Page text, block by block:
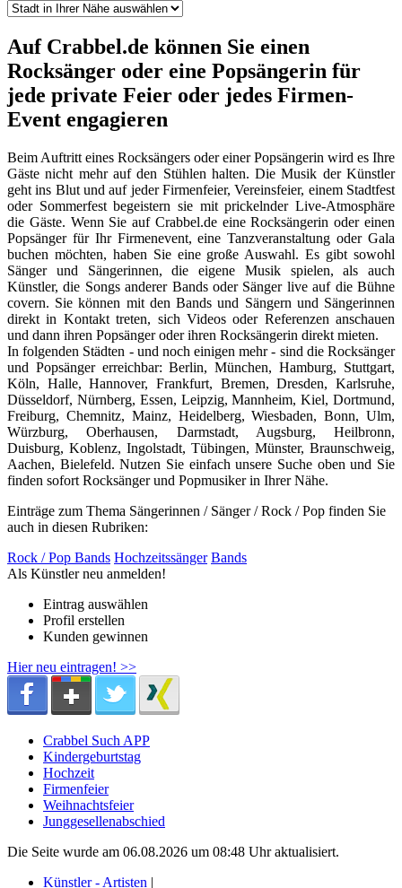
Auf Crabbel.de können Sie einen
Rocksänger oder eine Popsängerin für
jede private Feier oder jedes Firmen-
Event engagieren
Beim Auftritt eines Rocksängers oder einer Popsängerin wird es Ihre
Gäste nicht mehr auf den Stühlen halten. Die Musik der Künstler
geht ins Blut und auf jeder Firmenfeier, Vereinsfeier, einem Stadtfest
oder Sommerfest begeistern sie mit prickelnder Live-Atmosphäre
die Gäste. Wenn Sie auf Crabbel.de eine Rocksängerin oder einen
Popsänger für Ihr Firmenevent, eine Tanzveranstaltung oder Gala
buchen möchten, haben Sie eine große Auswahl. Es gibt sowohl
Sänger und Sängerinnen, die eigene Musik spielen, als auch
Künstler, die Songs anderer Bands oder Sänger live auf die Bühne
covern. Sie können mit den Bands und Sängern und Sängerinnen
direkt in Kontakt treten, sich Videos oder Referenzen anschauen
und dann ihren Popsänger oder ihren Rocksängerin direkt mieten.
In folgenden Städten - und noch einigen mehr - sind die Rocksänger
und Popsänger erreichbar: Berlin, München, Hamburg, Stuttgart,
Köln, Halle, Hannover, Frankfurt, Bremen, Dresden, Karlsruhe,
Düsseldorf, Nürnberg, Essen, Leipzig, Mannheim, Kiel, Dortmund,
Freiburg, Chemnitz, Mainz, Heidelberg, Wiesbaden, Bonn, Ulm,
Würzburg, Oberhausen, Darmstadt, Augsburg, Heilbronn,
Duisburg, Koblenz, Ingolstadt, Tübingen, Münster, Braunschweig,
Aachen, Bielefeld. Nutzen Sie einfach unsere Suche oben und Sie
finden sofort Rocksänger und Popmusiker in Ihrer Nähe.
Einträge zum Thema Sängerinnen / Sänger / Rock / Pop finden Sie
auch in diesen Rubriken:
Rock / Pop Bands Hochzeitssänger Bands
Als Künstler neu anmelden!
Eintrag auswählen
Profil erstellen
Kunden gewinnen
Hier neu eintragen! >>
Crabbel Such APP
Kindergeburtstag
Hochzeit
Firmenfeier
Weihnachtsfeier
Junggesellenabschied
Die Seite wurde am 06.08.2026 um 08:48 Uhr aktualisiert.
Künstler - Artisten |